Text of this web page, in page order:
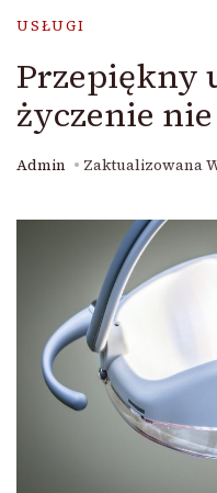
USŁUGI
Przepiękny
życzenie
Admin Zaktualizowana